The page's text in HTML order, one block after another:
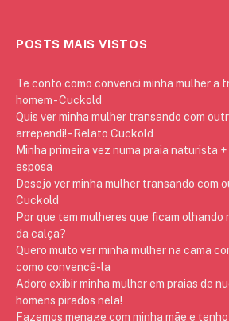
POSTS MAIS VISTOS
Te conto como convenci minha mulher a
homem - Cuckold
Quis ver minha mulher transando com
arrependi! - Relato Cuckold
Minha primeira vez numa praia naturista
esposa
Desejo ver minha mulher transando com
Cuckold
Por que tem mulheres que ficam olhando
da calça?
Quero muito ver minha mulher na cama
como convencê-la
Adoro exibir minha mulher em praias de
homens pirados nela!
Fazemos menage com minha mãe e